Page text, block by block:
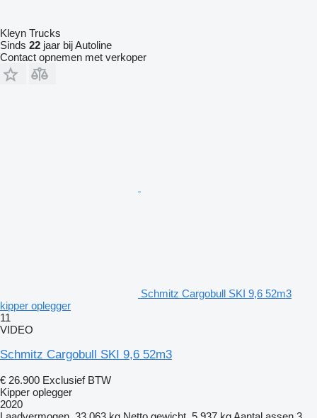
Kleyn Trucks
Sinds 22 jaar bij Autoline
Contact opnemen met verkoper
Schmitz Cargobull SKI 9,6 52m3
kipper oplegger
11
VIDEO
Schmitz Cargobull SKI 9,6 52m3
€ 26.900 Exclusief BTW
Kipper oplegger
2020